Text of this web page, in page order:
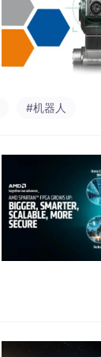
#机器人